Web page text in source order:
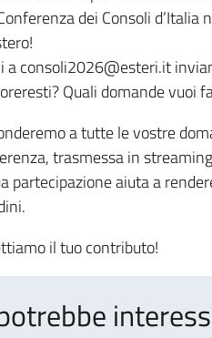
dei Consoli
a consoli2026@esteri.it
Quali domande vuoi
a tutte le vostre
trasmessa in
partecipazione aiuta a
il tuo contributo!